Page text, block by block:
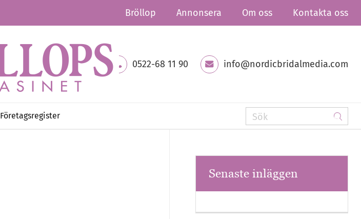
Bröllop Annonsera Om oss Kontakta oss
0522-68 11 90 info@nordicbridalmedia.com
Företagsregister
Senaste inläggen